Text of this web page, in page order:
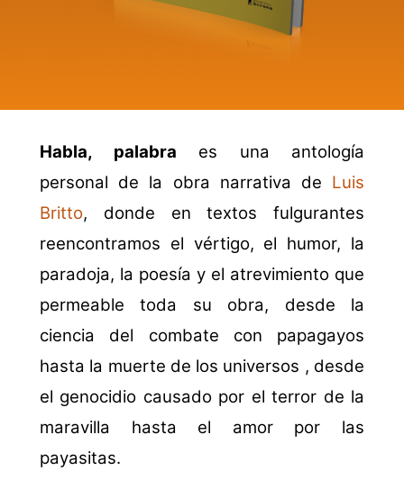
Habla, palabra es una antología
personal de la obra narrativa de Luis
Britto, donde en textos fulgurantes
reencontramos el vértigo, el humor, la
paradoja, la poesía y el atrevimiento que
permeable toda su obra, desde la
ciencia del combate con papagayos
hasta la muerte de los universos , desde
el genocidio causado por el terror de la
maravilla hasta el amor por las
payasitas.